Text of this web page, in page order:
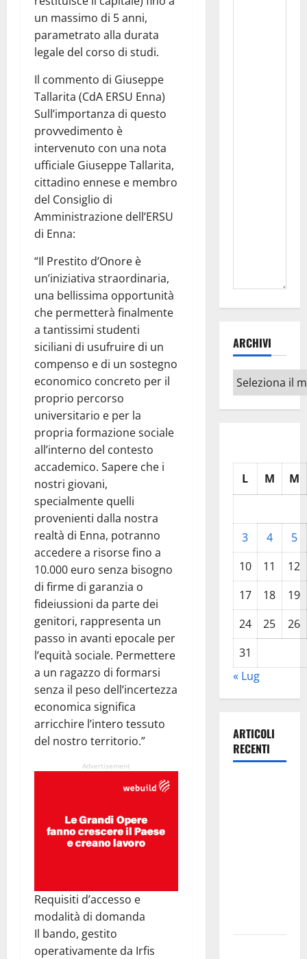
un massimo di 5 anni,
parametrato alla durata
legale del corso di studi.
Il commento di Giuseppe
Tallarita (CdA ERSU Enna)
Sull’importanza di questo
provvedimento è
intervenuto con una nota
ufficiale Giuseppe Tallarita,
cittadino ennese e membro
del Consiglio di
Amministrazione dell’ERSU
di Enna:
“Il Prestito d’Onore è
un’iniziativa straordinaria,
una bellissima opportunità
che permetterà finalmente
a tantissimi studenti
siciliani di usufruire di un
compenso e di un sostegno
economico concreto per il
proprio percorso
universitario e per la
propria formazione sociale
all’interno del contesto
accademico. Sapere che i
nostri giovani,
specialmente quelli
provenienti dalla nostra
realtà di Enna, potranno
accedere a risorse fino a
10.000 euro senza bisogno
di firme di garanzia o
fideiussioni da parte dei
genitori, rappresenta un
passo in avanti epocale per
l’equità sociale. Permettere
a un ragazzo di formarsi
senza il peso dell’incertezza
economica significa
arricchire l’intero tessuto
del nostro territorio.”
Advertisement
Requisiti d’accesso e
modalità di domanda
Il bando, gestito
operativamente da Irfis
ARCHIVI
Archivi
L M M
3 4
5
10
11
12
17
18
19
24
25
26
31
« Lug
ARTICOLI
RECENTI